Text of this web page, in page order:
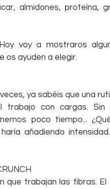
almidones, proteína,
voy a mostraros
os ayuden a elegir.
ya sabéis que una
trabajo con cargas.
poco tiempo...
añadiendo
que trabajan las fibras. El